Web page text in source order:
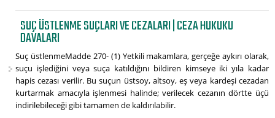
SUÇ ÜSTLENME SUÇLARI VE CEZALARI | CEZA HUKUKU
DAVALARI
Suç üstlenmeMadde 270- (1) Yetkili makamlara, gerçeğe aykırı olarak,
suçu işlediğini veya suça katıldığını bildiren kimseye iki yıla kadar
hapis cezası verilir. Bu suçun üstsoy, altsoy, eş veya kardeşi cezadan
kurtarmak amacıyla işlenmesi halinde; verilecek cezanın dörtte üçü
indirilebileceği gibi tamamen de kaldırılabilir.